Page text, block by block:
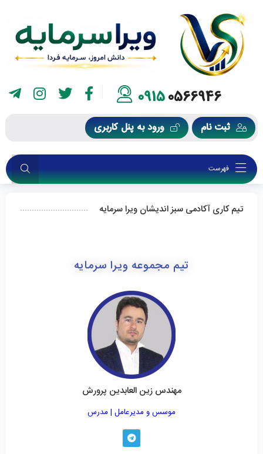
09150566946
ثبت نام ورود به پنل کاربری
فهرست
تیم کاری آکادمی سبز اندیشان ویرا سرمایه
تیم مجموعه ویرا سرمایه
مهندس زین العابدین پرورش
موسس و مدیرعامل | مدرس